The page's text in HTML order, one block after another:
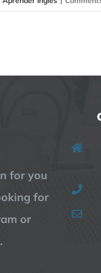
for you
for
or